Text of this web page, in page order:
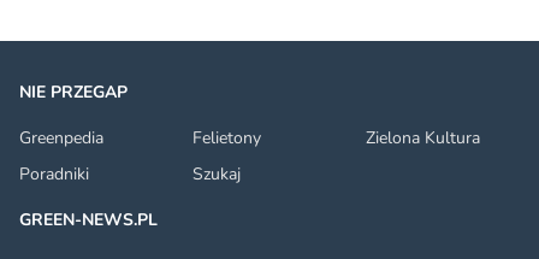
NIE PRZEGAP
Greenpedia
Felietony
Zielona Kultura
Poradniki
Szukaj
GREEN-NEWS.PL